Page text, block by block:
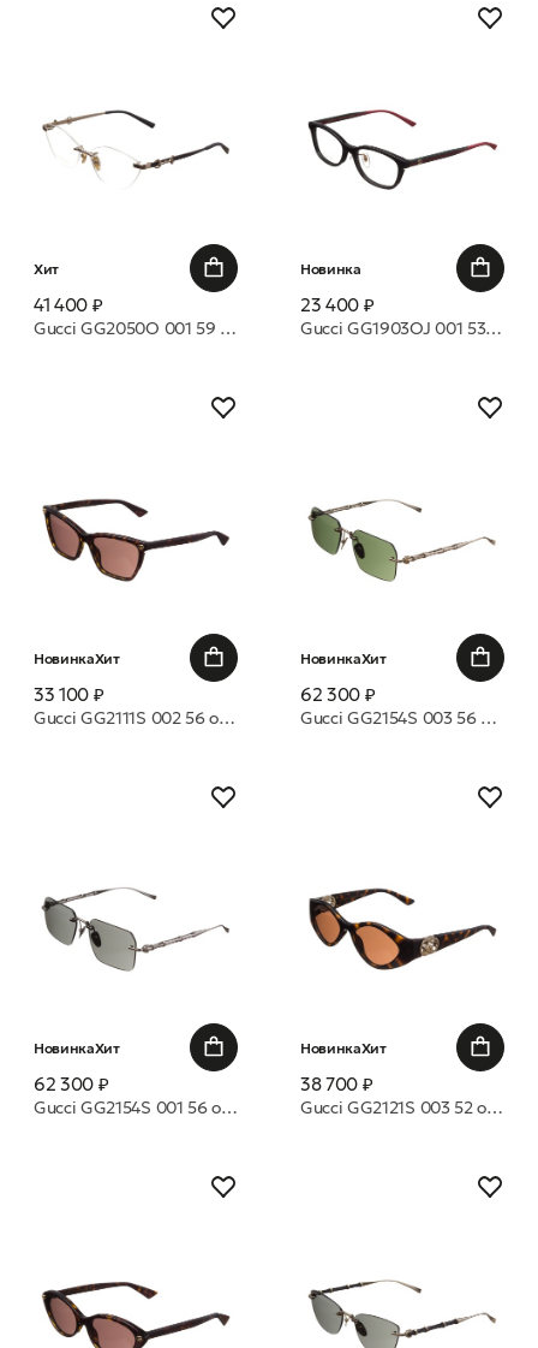
Хит
41 400 ₽
Gucci GG2050O 001 59 оправа
Новинка
23 400 ₽
Gucci GG1903OJ 001 53 оправа
НовинкаХит
33 100 ₽
Gucci GG2111S 002 56 очки с/з
НовинкаХит
62 300 ₽
Gucci GG2154S 003 56 очки с/з
НовинкаХит
62 300 ₽
Gucci GG2154S 001 56 очки с/з
НовинкаХит
38 700 ₽
Gucci GG2121S 003 52 очки с/з